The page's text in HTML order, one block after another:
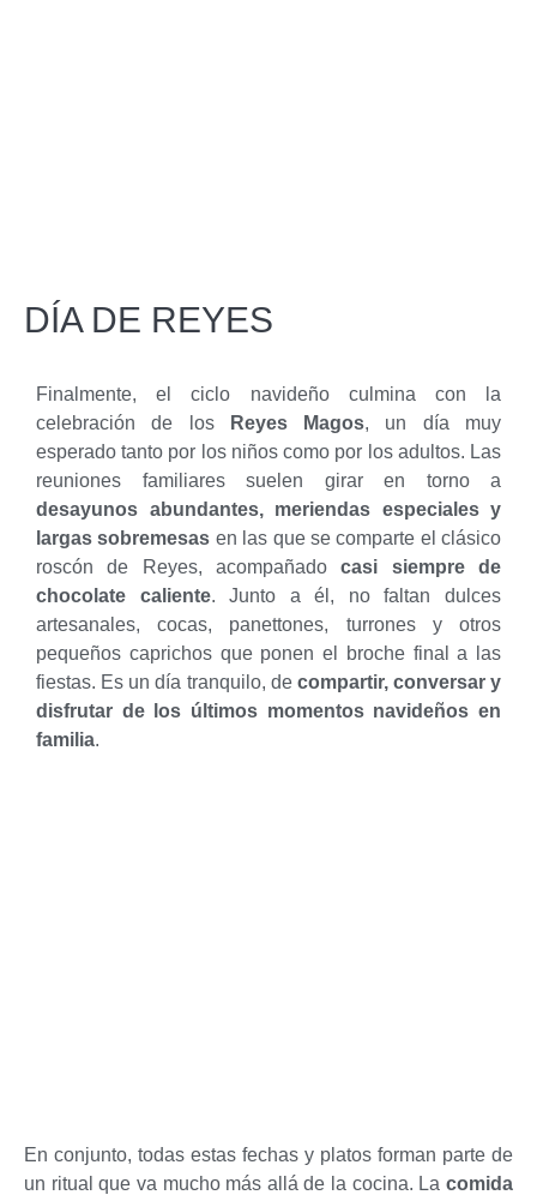
DÍA DE REYES
Finalmente, el ciclo navideño culmina con la
celebración de losReyes Magos, un día muy
esperado tanto por los niños como por los adultos. Las
reuniones familiares suelen girar en torno a
desayunos abundantes, meriendas especiales y
largas sobremesas en las que se comparte el clásico
roscón de Reyes, acompañadocasi siempre de
chocolate caliente. Junto a él, no faltan dulces
artesanales, cocas, panettones, turrones y otros
pequeños caprichos que ponen el broche final a las
fiestas. Es un día tranquilo, de compartir, conversar y
disfrutar de los últimos momentos navideños en
familia.
En conjunto, todas estas fechas y platos forman parte de
un ritual que va mucho más allá de la cocina. La comida